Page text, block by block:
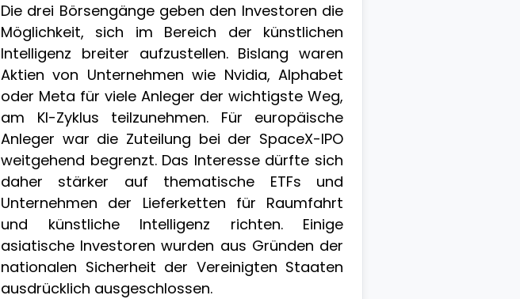
Die drei Börsengänge geben den Investoren die
Möglichkeit, sich im Bereich der künstlichen
Intelligenz breiter aufzustellen. Bislang waren
Aktien von Unternehmen wie Nvidia, Alphabet
oder Meta für viele Anleger der wichtigste Weg,
am KI-Zyklus teilzunehmen. Für europäische
Anleger war die Zuteilung bei der SpaceX-IPO
weitgehend begrenzt. Das Interesse dürfte sich
daher stärker auf thematische ETFs und
Unternehmen der Lieferketten für Raumfahrt
und künstliche Intelligenz richten. Einige
asiatische Investoren wurden aus Gründen der
nationalen Sicherheit der Vereinigten Staaten
ausdrücklich ausgeschlossen.